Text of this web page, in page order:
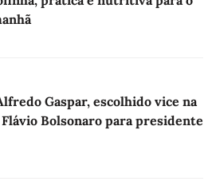
Gaspar, escolhido vice na
Flávio Bolsonaro para presidente